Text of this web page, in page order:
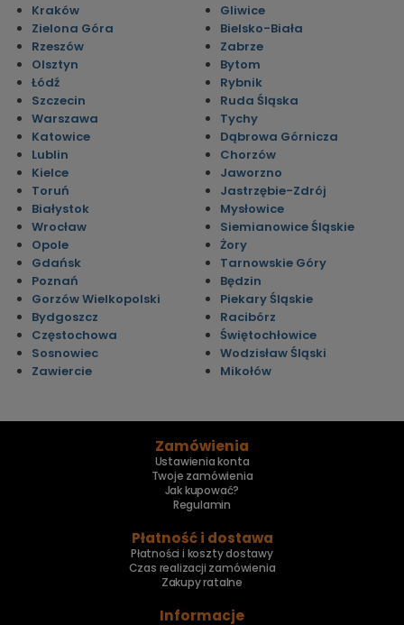
Kraków
Zielona Góra
Rzeszów
Olsztyn
Łódź
Szczecin
Warszawa
Katowice
Lublin
Kielce
Toruń
Białystok
Wrocław
Opole
Gdańsk
Poznań
Gorzów Wielkopolski
Bydgoszcz
Częstochowa
Sosnowiec
Zawiercie
Gliwice
Bielsko-Biała
Zabrze
Bytom
Rybnik
Ruda Śląska
Tychy
Dąbrowa Górnicza
Chorzów
Jaworzno
Jastrzębie-Zdrój
Mysłowice
Siemianowice Śląskie
Żory
Tarnowskie Góry
Będzin
Piekary Śląskie
Racibórz
Świętochłowice
Wodzisław Śląski
Mikołów
Zamówienia
Ustawienia konta
Twoje zamówienia
Jak kupować?
Regulamin
Płatność i dostawa
Płatności i koszty dostawy
Czas realizacji zamówienia
Zakupy ratalne
Informacje